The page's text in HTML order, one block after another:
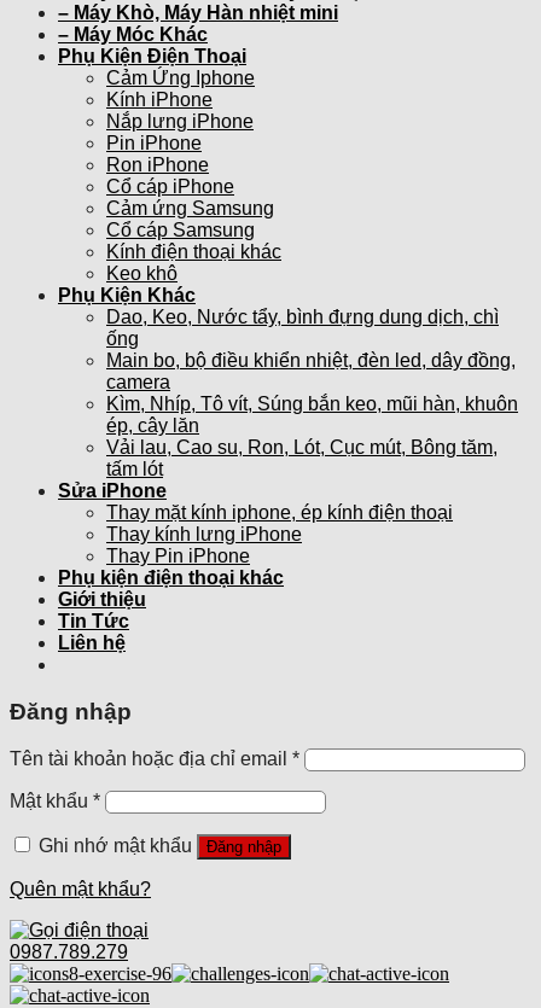
– Máy Khò, Máy Hàn nhiệt mini
– Máy Móc Khác
Phụ Kiện Điện Thoại
Cảm Ứng Iphone
Kính iPhone
Nắp lưng iPhone
Pin iPhone
Ron iPhone
Cổ cáp iPhone
Cảm ứng Samsung
Cổ cáp Samsung
Kính điện thoại khác
Keo khô
Phụ Kiện Khác
Dao, Keo, Nước tẩy, bình đựng dung dịch, chì
ống
Main bo, bộ điều khiển nhiệt, đèn led, dây đồng,
camera
Kìm, Nhíp, Tô vít, Súng bắn keo, mũi hàn, khuôn
ép, cây lăn
Vải lau, Cao su, Ron, Lót, Cục mút, Bông tăm,
tấm lót
Sửa iPhone
Thay mặt kính iphone, ép kính điện thoại
Thay kính lưng iPhone
Thay Pin iPhone
Phụ kiện điện thoại khác
Giới thiệu
Tin Tức
Liên hệ
Đăng nhập
Tên tài khoản hoặc địa chỉ email *
Mật khẩu *
Ghi nhớ mật khẩu Đăng nhập
Quên mật khẩu?
0987.789.279